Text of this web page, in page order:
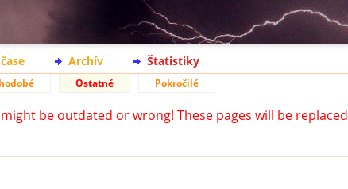
Archív Štatistiky
Ostatné Pokročilé
be outdated or wrong! These pages will be